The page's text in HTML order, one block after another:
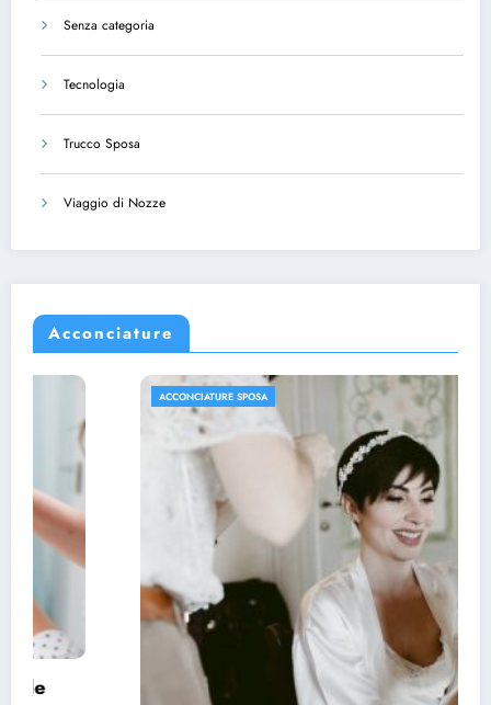
Senza categoria
Tecnologia
Trucco Sposa
Viaggio di Nozze
Acconciature
ACCONCIATURE SPOSA